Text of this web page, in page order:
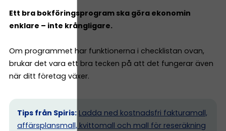
Ett bra bokföringsprogram ska göra ekonomin
enklare – inte krångligare.
Om programmet har funktionerna i checklistan ovan,
brukar det vara ett bra tecken på att det fungerar även
när ditt företag växer.
Tips från Spiris: Ladda ned kostnadsfri fakturamall,
affärsplansmall, kvittomall och mall för reseräkning